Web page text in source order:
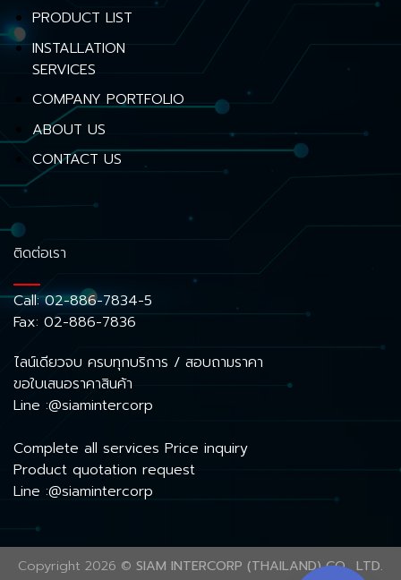
PRODUCT LIST
INSTALLATION
SERVICES
COMPANY PORTFOLIO
ABOUT US
CONTACT US
ติดต่อเรา
Call:02-886-7834-5
Fax: 02-886-7836
ไลน์เดียวจบ ครบทุกบริการ / สอบถามราคา
ขอใบเสนอราคาสินค้า
Line :@siamintercorp
Complete all services Price inquiry
Product quotation request
Line :@siamintercorp
Copyright 2026 © SIAM INTERCORP (THAILAND) CO., LTD.